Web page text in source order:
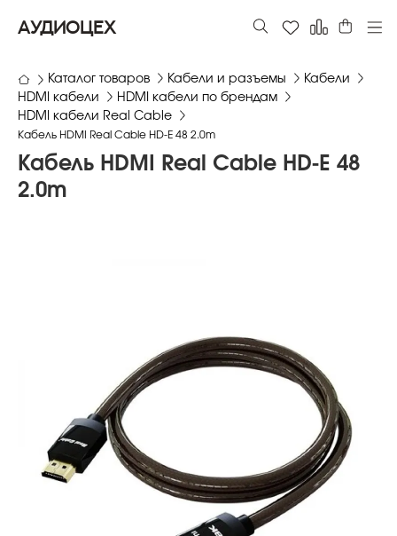
АУДИОЦЕХ
Каталог товаров Кабели и разъемы
Кабели
HDMI кабели
HDMI кабели по брендам
HDMI кабели Real Cable
Кабель HDMI Real Cable HD-E 48 2.0m
Кабель HDMI Real Cable HD-E 48
2.0m